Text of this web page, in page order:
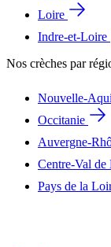
Loire
Indre-et-Loire
Nos crèches par
Nouvelle-
Occitanie
Auvergne-
Centre-Val de
Pays de la